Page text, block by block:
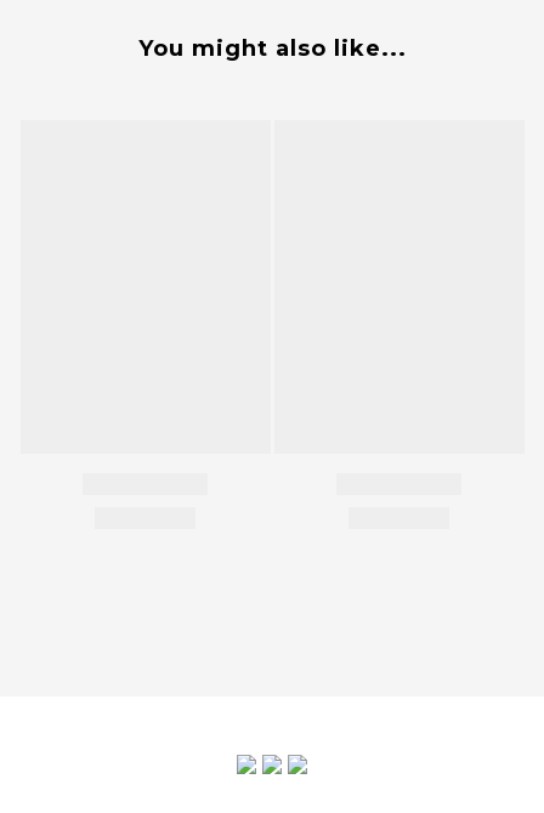
You might also like...